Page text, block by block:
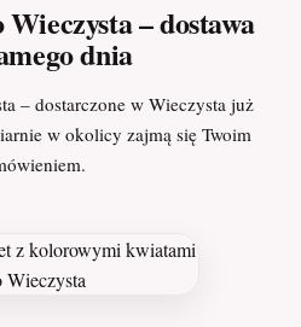
– dostawa
dnia
– dostarczone w Wieczysta już
w okolicy zajmą się Twoim